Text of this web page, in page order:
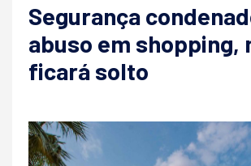
Segurança
abuso em shopping,
ficará solto